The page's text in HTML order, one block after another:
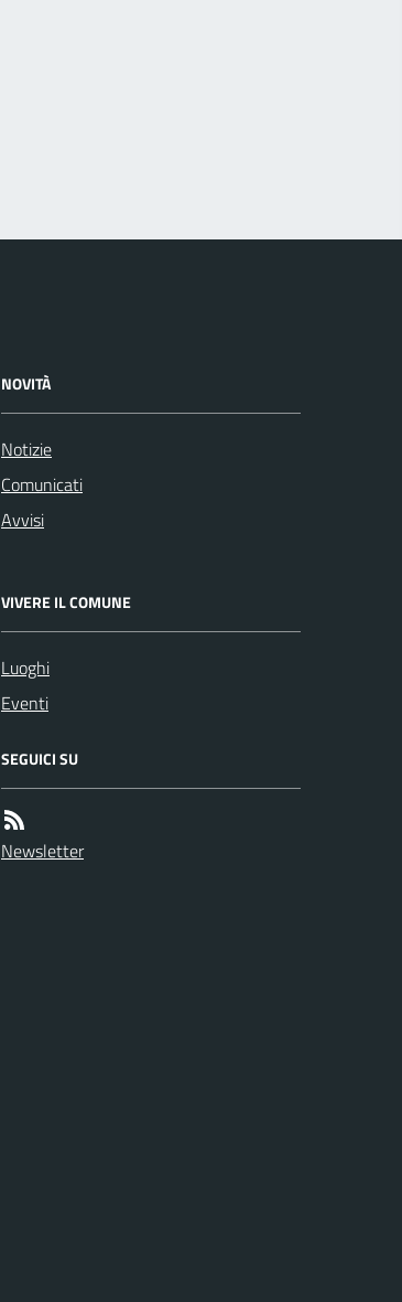
NOVITÀ
Notizie
Comunicati
Avvisi
VIVERE IL COMUNE
Luoghi
Eventi
SEGUICI SU
Newsletter